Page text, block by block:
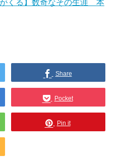
くる】数奇なその生涯 本
Share
Pocket
Pin it